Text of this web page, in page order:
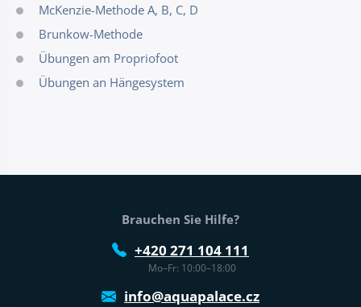
McKenzie-Methode A, B, C, D
Brunkow-Methode
Übungen am Propriofoot
Übungen an Hängesystem
Fußtext der Website
Brauchen Sie Hilfe?
+420 271 104 111
Mo–Fr: 10:00–18:00
info@aquapalace.cz